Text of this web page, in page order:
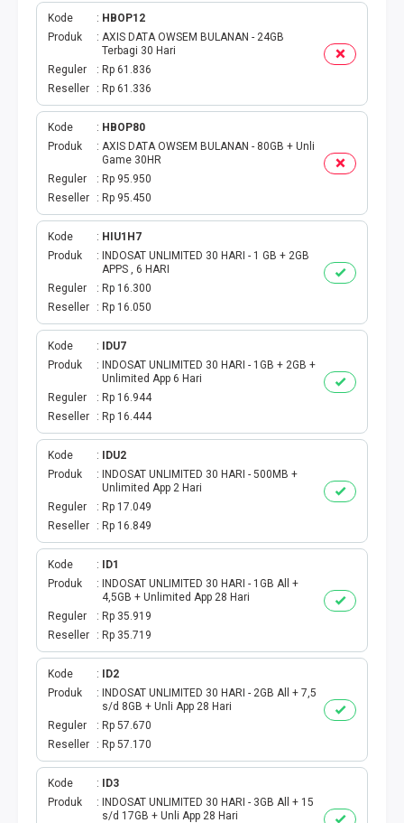
TAG TV PASCABAYAR
TAG CICILAN
TAG FINANCE
TAG KREDIT
TAG PBB
TAG PGN & PERTAGAS
VA BEBAS NOMINAL
TRANSFER UANG
VA NOMINAL
BEBAS NOMINAL
E WALLET BEBAS NOMINAL
Kode
HBOP12
Produk
AXIS DATA OWSEM BULANAN - 24GB
Terbagi 30 Hari
Reguler
Rp 61.836
Reseller
Rp 61.336
Kode
HBOP80
Produk
AXIS DATA OWSEM BULANAN - 80GB + Unli
Game 30HR
Reguler
Rp 95.950
Reseller
Rp 95.450
Kode
HIU1H7
Produk
INDOSAT UNLIMITED 30 HARI - 1 GB + 2GB
APPS , 6 HARI
Reguler
Rp 16.300
Reseller
Rp 16.050
Kode
IDU7
Produk
INDOSAT UNLIMITED 30 HARI - 1GB + 2GB +
Unlimited App 6 Hari
Reguler
Rp 16.944
Reseller
Rp 16.444
Kode
IDU2
Produk
INDOSAT UNLIMITED 30 HARI - 500MB +
Unlimited App 2 Hari
Reguler
Rp 17.049
Reseller
Rp 16.849
Kode
ID1
Produk
INDOSAT UNLIMITED 30 HARI - 1GB All +
4,5GB + Unlimited App 28 Hari
Reguler
Rp 35.919
Reseller
Rp 35.719
Kode
ID2
Produk
INDOSAT UNLIMITED 30 HARI - 2GB All + 7,5
s/d 8GB + Unli App 28 Hari
Reguler
Rp 57.670
Reseller
Rp 57.170
Kode
ID3
Produk
INDOSAT UNLIMITED 30 HARI - 3GB All + 15
s/d 17GB + Unli App 28 Hari